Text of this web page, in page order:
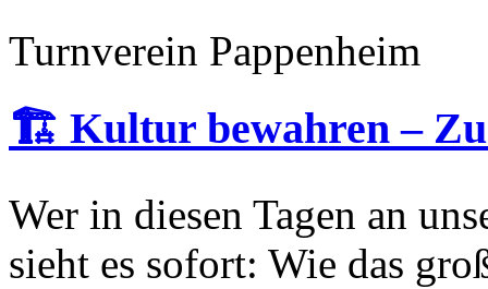
Turnverein Pappenheim
🏗️ Kultur bewahren –
Wer in diesen Tagen an
sieht es sofort: Wie das